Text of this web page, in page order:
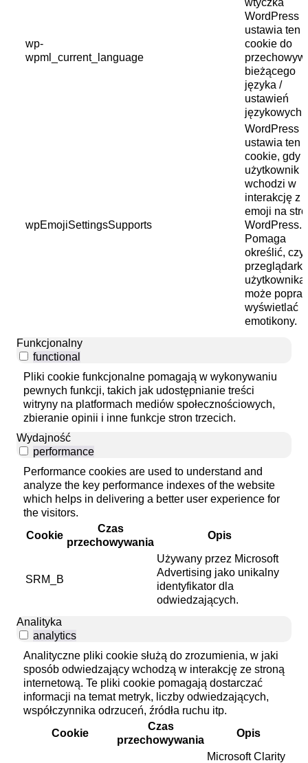
wp-
wpml_current_language
wtyczka
WordPress
ustawia ten
cookie do
bieżącego
języka /
ustawień
językowych.
wpEmojiSettingsSupports
WordPress
ustawia ten
cookie, gdy
użytkownik
wchodzi w
interakcję z
emoji na
WordPress.
Pomaga
określić, czy
przeglądarka
użytkownika
może
wyświetlać
emotikony.
Funkcjonalny
functional
Pliki cookie funkcjonalne pomagają w wykonywaniu
pewnych funkcji, takich jak udostępnianie treści
witryny na platformach mediów społecznościowych,
zbieranie opinii i inne funkcje stron trzecich.
Wydajność
performance
Performance cookies are used to understand and
analyze the key performance indexes of the website
which helps in delivering a better user experience for
the visitors.
Cookie
Czas
przechowywania
Opis
SRM_B
Używany przez Microsoft
Advertising jako unikalny
identyfikator dla
odwiedzających.
Analityka
analytics
Analityczne pliki cookie służą do zrozumienia, w jaki
sposób odwiedzający wchodzą w interakcję ze stroną
internetową. Te pliki cookie pomagają dostarczać
informacji na temat metryk, liczby odwiedzających,
współczynnika odrzuceń, źródła ruchu itp.
Cookie
Czas
przechowywania
Opis
Microsoft Clarity